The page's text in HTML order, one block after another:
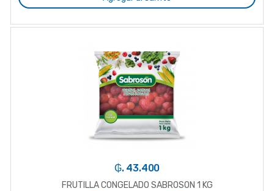
₲. 43.400
FRUTILLA CONGELADO SABROSON 1 KG